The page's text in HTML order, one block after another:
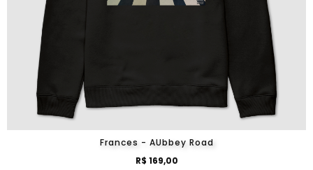
Frances - AUbbey Road
R$ 169,00